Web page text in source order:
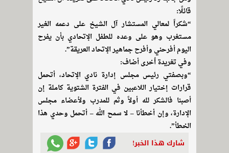
قائلًا:
“شكراً لمعالي المستشار آل الشيخ على دعمه الغير
مستغرب وهو على وعده للطفل الإتحادي بأن يفرح
اليوم أفرحني وأفرح جماهير الإتحاد العريقة”.
وفي تغريدة اُخرى أضاف:
“وبصفتي رئيس مجلس إدارة نادي الإتحاد، أتحمل
قرارات إختيار اللاعبين في الفترة الشتوية كاملة إن
أصبنا فالشكر لله أولاً وثم للمدرب ولأعضاء مجلس
الإدارة، وإن أخطأنا – لا سمح الله – أتحمل وحدي هذا
الخطأ”.
شارك هذا الخبر!